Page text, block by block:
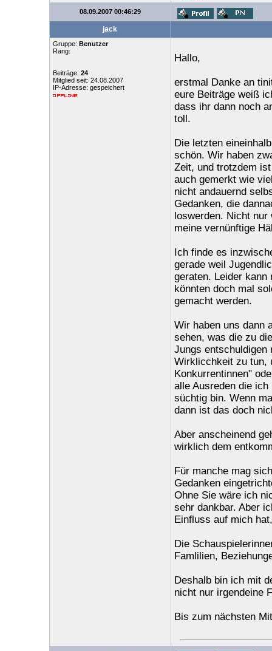
08.09.2007 00:46:29
jack
Gruppe: Benutzer
Rang:
Beiträge: 24
Mitglied seit: 24.08.2007
IP-Adresse: gespeichert
Hallo,
erstmal Danke an
eure Beiträge weiß
dass ihr dann noch
toll.
Die letzten
schön. Wir haben
Zeit, und trotzdem
auch gemerkt wie
nicht andauernd
Gedanken, die
loswerden. Nicht
meine vernünftige
Ich finde es
gerade weil
geraten. Leider kann
könnten doch mal
gemacht werden.
Wir haben uns dann
sehen, was die zu
Jungs entschuldigen
Wirklicchkeit zu tun,
Konkurrentinnen"
alle Ausreden die
süchtig bin. Wenn
dann ist das doch
Aber anscheinend
wirklich dem
Für manche mag
Gedanken
Ohne Sie wäre ich
sehr dankbar. Aber
Einfluss auf mich
Die
Famlilien,
Deshalb bin ich mit
nicht nur irgendeine
Bis zum nächsten